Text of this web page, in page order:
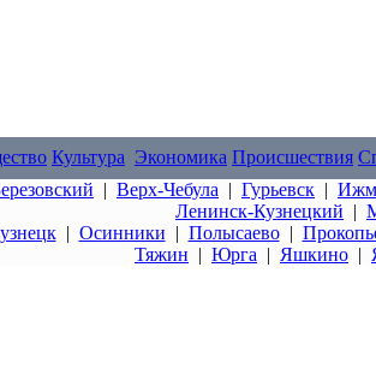
Культура Экономика Происшествия
| Верх-Чебула | Гурьевск |
Ленинск-Кузнецкий |
| Осинники | Полысаево|
Тяжин | Юрга | Яшкино |